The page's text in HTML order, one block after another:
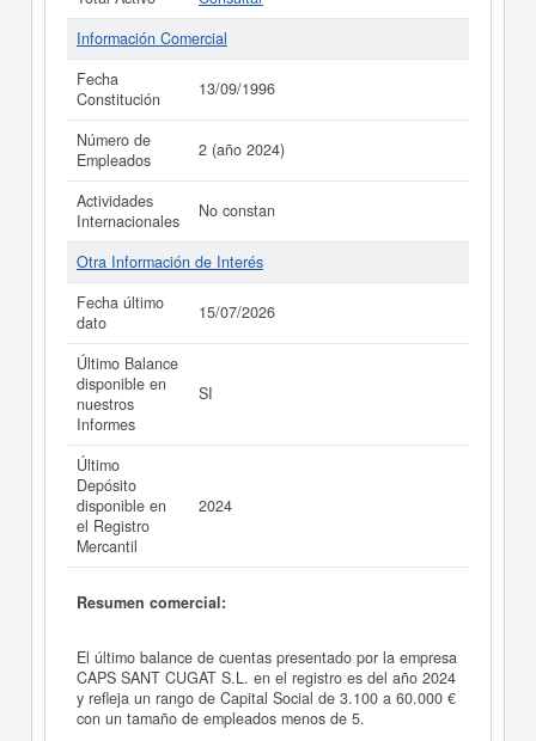
Información Comercial
Fecha
Constitución
13/09/1996
Número de
Empleados
2 (año 2024)
Actividades
Internacionales
No constan
Otra Información de Interés
Fecha último
dato
15/07/2026
Último Balance
disponible en
nuestros
Informes
SI
Último
Depósito
disponible en
el Registro
Mercantil
2024
Resumen comercial:
El último balance de cuentas presentado por la empresa
CAPS SANT CUGAT S.L. en el registro es del año 2024
y refleja un rango de Capital Social de 3.100 a 60.000 €
con un tamaño de empleados menos de 5.